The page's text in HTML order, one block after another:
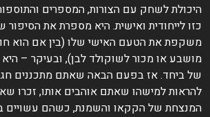
היכולת לשחק עם הצורות, המספרים
כזו לייחודית ואישית. היא מספרת את
משקפת את הטעם האישי שלו (בין אם הוא
מושבע או מכור לשוקולד לבן), ובעיקר –
של ביחד. אז בפעם הבאה שאתם מתכננים
להראות למישהו שאתם אוהבים אותו, זכרו
המנצחת של הקקאו והשמנת, כשהם עשויים